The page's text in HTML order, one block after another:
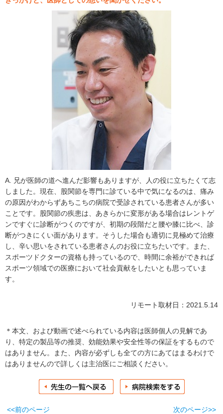
A. 兄が医師の道へ進んだ影響もありますが、人の役に立ちたくて志
しました。現在、股関節を専門に診ている中で気になるのは、痛み
の原因がわからずあちこちの病院で受診されている患者さんが多い
ことです。股関節の疾患は、あきらかに変形がある場合はレントゲ
ンですぐに診断がつくのですが、初期の段階だと腰や膝に比べ、診
断がつきにくい面があります。そうした場合も適切に見極めて治療
し、辛い思いをされている患者さんのお役に立ちたいです。また、
スポーツドクターの資格も持っているので、時間に余裕ができれば
スポーツ領域での医療において社会貢献をしたいとも思っていま
す。
リモート取材日：2021.5.14
＊本文、および動画で述べられている内容は医師個人の見解であ
り、特定の製品等の推奨、効能効果や安全性等の保証をするもので
はありません。また、内容が必ずしも全ての方にあてはまるわけで
はありませんので詳しくは主治医にご相談ください。
<<前のページ 次のページ>>